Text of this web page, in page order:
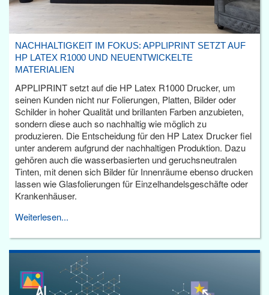
NACHHALTIGKEIT IM FOKUS: APPLIPRINT SETZT AUF
HP LATEX R1000 UND NEUENTWICKELTE
MATERIALIEN
APPLIPRINT setzt auf die HP Latex R1000 Drucker, um
seinen Kunden nicht nur Folierungen, Platten, Bilder oder
Schilder in hoher Qualität und brillanten Farben anzubieten,
sondern diese auch so nachhaltig wie möglich zu
produzieren. Die Entscheidung für den HP Latex Drucker fiel
unter anderem aufgrund der nachhaltigen Produktion. Dazu
gehören auch die wasserbasierten und geruchsneutralen
Tinten, mit denen sich Bilder für Innenräume ebenso drucken
lassen wie Glasfolierungen für Einzelhandelsgeschäfte oder
Krankenhäuser.
Weiterlesen...